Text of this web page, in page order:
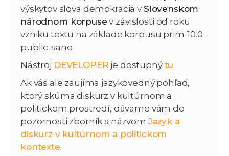
výskytov slova demokracia v Slovenskom
národnom korpuse v závislosti od roku
vzniku textu na základe korpusu prim-10.0-
public-sane.
Nástroj DEVELOPER je dostupný tu.
Ak vás ale zaujíma jazykovedný pohľad,
ktorý skúma diskurz v kultúrnom a
politickom prostredí, dávame vám do
pozornosti zborník s názvomJazyk a
diskurz v kultúrnom a politickom
kontexte.